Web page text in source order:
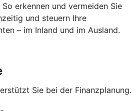
erkennen und vermeiden Sie
und steuern Ihre
– im Inland und im Ausland.
Sie bei der Finanzplanung.